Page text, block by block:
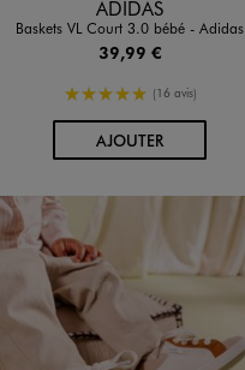
ADIDAS
Baskets VL Court 3.0 bébé - Adidas
39,99 €
5/5 de moyenne
(16 avis)
AJOUTERAU PANIER